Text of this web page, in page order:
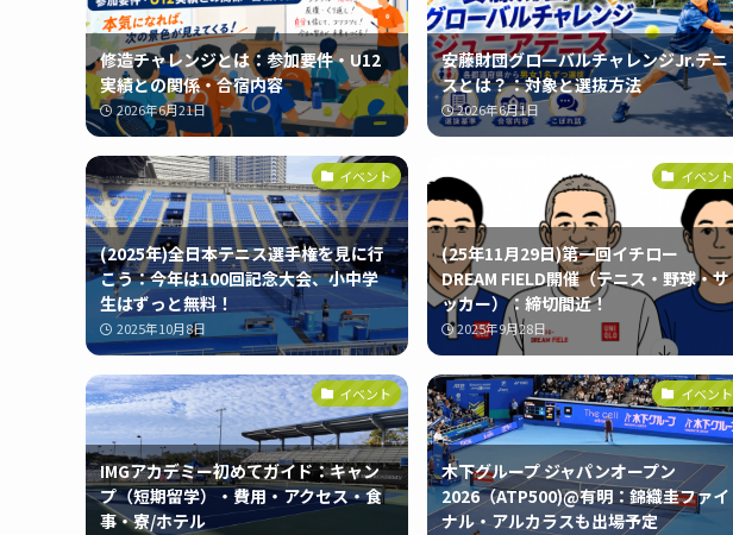
修造チャレンジとは：参加要件・U12
実績との関係・合宿内容
2026年6月21日
安藤財団グローバルチャレンジJr.テニ
スとは？：対象と選抜方法
2026年6月1日
イベント
(2025年)全日本テニス選手権を見に行
こう：今年は100回記念大会、小中学
生はずっと無料！
2025年10月8日
イベント
(25年11月29日)第一回イチロー
DREAM FIELD開催（テニス・野球・サ
ッカー）：締切間近！
2025年9月28日
イベント
IMGアカデミー初めてガイド：キャン
プ（短期留学）・費用・アクセス・食
事・寮/ホテル
イベント
木下グループ ジャパンオープン
2026（ATP500)@有明：錦織圭ファイ
ナル・アルカラスも出場予定